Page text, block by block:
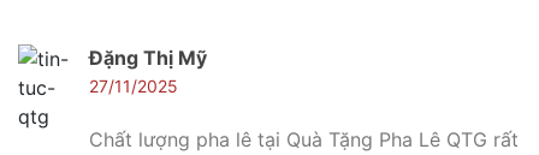
Đặng Thị Mỹ
27/11/2025
Chất lượng pha lê tại Quà Tặng Pha Lê QTG rất